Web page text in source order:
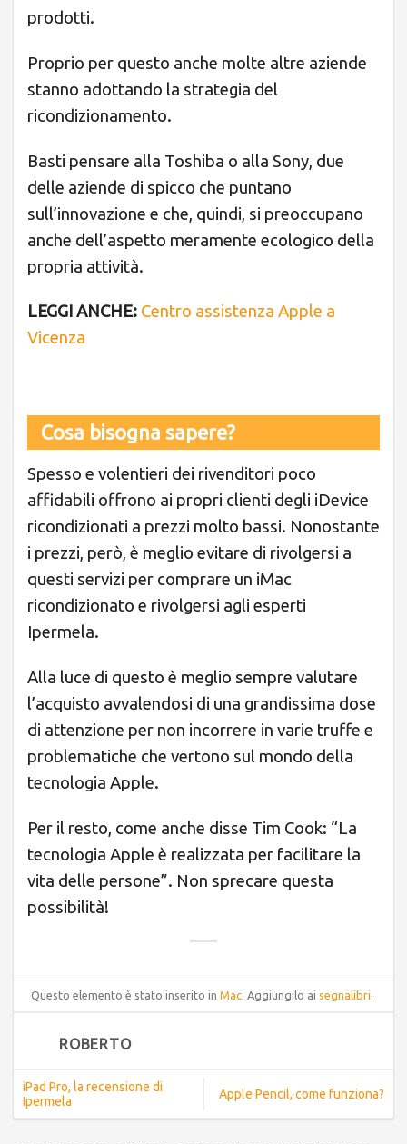
prodotti.
Proprio per questo anche molte altre aziende
stanno adottando la strategia del
ricondizionamento.
Basti pensare alla Toshiba o alla Sony, due
delle aziende di spicco che puntano
sull’innovazione e che, quindi, si preoccupano
anche dell’aspetto meramente ecologico della
propria attività.
LEGGI ANCHE: Centro assistenza Apple a
Vicenza
Cosa bisogna sapere?
Spesso e volentieri dei rivenditori poco
affidabili offrono ai propri clienti degli iDevice
ricondizionati a prezzi molto bassi. Nonostante
i prezzi, però, è meglio evitare di rivolgersi a
questi servizi per comprare un iMac
ricondizionato e rivolgersi agli esperti
Ipermela.
Alla luce di questo è meglio sempre valutare
l’acquisto avvalendosi di una grandissima dose
di attenzione per non incorrere in varie truffe e
problematiche che vertono sul mondo della
tecnologia Apple.
Per il resto, come anche disse Tim Cook: “La
tecnologia Apple è realizzata per facilitare la
vita delle persone”. Non sprecare questa
possibilità!
Questo elemento è stato inserito inMac. Aggiungilo aisegnalibri.
ROBERTO
iPad Pro, la recensione di
Ipermela
Apple Pencil, come funziona?